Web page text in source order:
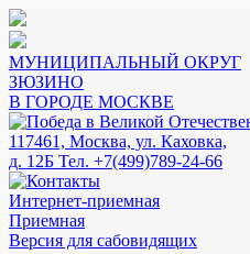
МУНИЦИПАЛЬНЫЙ ОКРУГ
ЗЮЗИНО
В ГОРОДЕ МОСКВЕ
117461, Москва, ул. Каховка,
д. 12Б Тел. +7(499)789-24-66
Интернет-приемная
Приемная
Версия для сабовидящих